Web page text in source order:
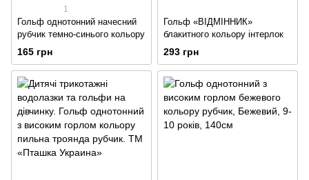
1
Гольф однотонний начесний
рубчик темно-синього кольору
165 грн
Гольф «ВІДМІННИК»
блакитного кольору інтерлок
293 грн